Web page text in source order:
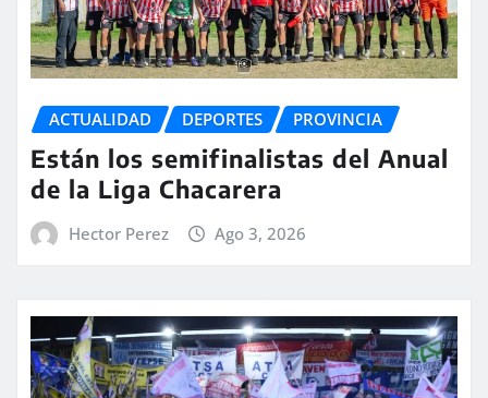
ACTUALIDAD DEPORTES PROVINCIA
Están los semifinalistas del Anual
de la Liga Chacarera
Hector Perez Ago 3, 2026